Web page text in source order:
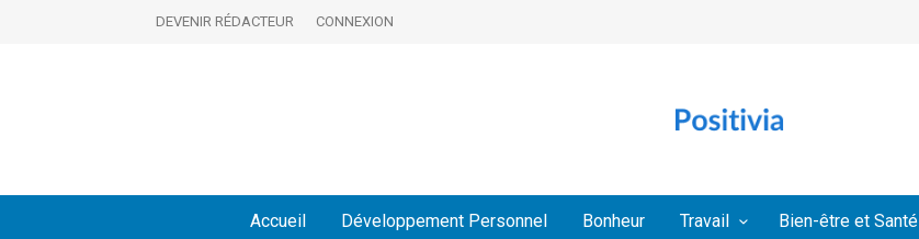
DEVENIR RÉDACTEUR CONNEXION
Accueil Développement Personnel Bonheur Travail Bien-être et Santé